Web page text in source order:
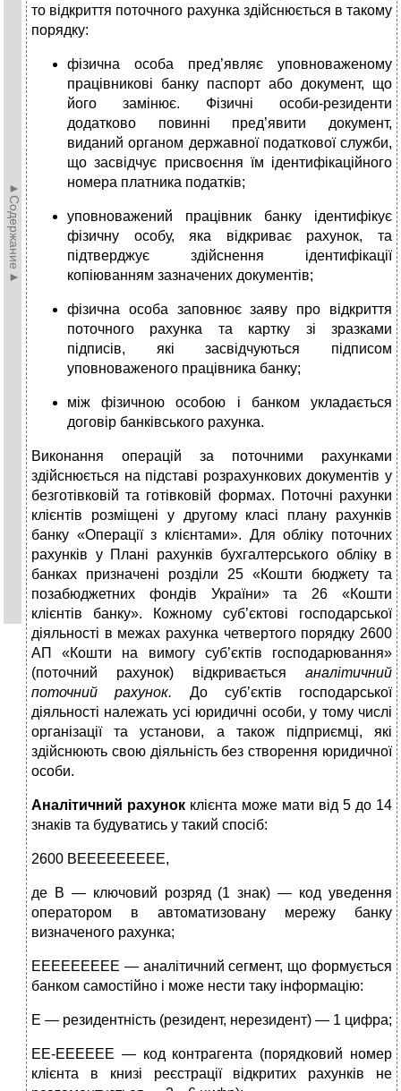
►Содержание►
то відкриття поточного рахунка здійснюється в такому
порядку:
фізична особа пред’являє уповноваженому
працівникові банку паспорт або документ, що
його замінює. Фізичні особи-резиденти
додатково повинні пред’явити документ,
виданий органом держав­ної податкової служби,
що засвідчує присвоєння їм ідентифікацій­ного
номера платника податків;
уповноважений працівник банку ідентифікує
фізичну особу, яка відкриває рахунок, та
підтверджує здійснення ідентифікації
копіюванням зазначених документів;
фізична особа заповнює заяву про відкриття
поточного рахунка та картку зі зразками
підписів, які засвідчуються підписом
уповноваженого працівника банку;
між фізичною особою і банком укладається
договір банківського рахунка.
Виконання операцій за поточними рахунками
здійснюється на підставі розрахункових документів у
безготівковій та готівковій формах. Поточні рахунки
клієнтів розміщені у другому класі плану рахунків
банку «Операції з клієнтами». Для обліку поточних
рахун­ків у Плані рахунків бухгалтерського обліку в
банках призначені розділи 25 «Кошти бюджету та
позабюджетних фондів України» та 26 «Кошти
клієнтів банку». Кожному суб’єктові господарської
діяльності в межах рахунка четвертого порядку 2600
АП «Кошти на вимогу суб’єктів господарювання»
(поточний рахунок) відкрива­ється аналітичний
поточний рахунок. До суб’єктів господарської
діяльності належать усі юридичні особи, у тому числі
організації та установи, а також підприємці, які
здійснюють свою діяльність без створення юридичної
особи.
Аналітичний рахунок клієнта може мати від 5 до 14
знаків та будуватись у такий спосіб:
2600 ВЕЕЕЕЕЕЕЕЕ,
де В — ключовий розряд (1 знак) — код уведення
оператором в автоматизовану мережу банку
визначеного рахунка;
ЕЕЕЕЕЕЕЕЕ — аналітичний сегмент, що формується
банком самостійно і може нести таку інформацію:
Е — резидентність (резидент, нерезидент) — 1 цифра;
ЕЕ-ЕЕЕЕЕЕ — код контрагента (порядковий номер
клієнта в кни­зі реєстрації відкритих рахунків не